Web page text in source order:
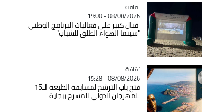
Catégorie
ثقافة
08/08/2026 - 19:00
اقبال كبير على فعاليات البرنامج الوطني
"سينما الهواء الطلق للشباب"
Catégorie
ثقافة
08/08/2026 - 15:28
فتح باب الترشح لمسابقة الطبعة الـ15
للمهرجان الدولي للمسرح ببجاية